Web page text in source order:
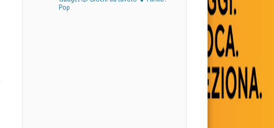
Pop